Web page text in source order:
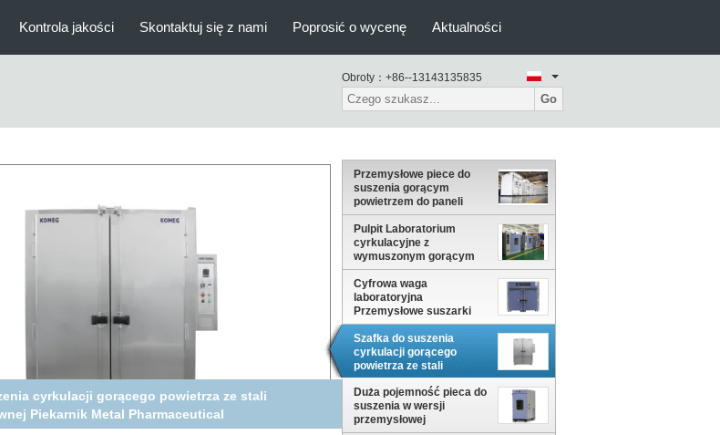
Kontrola jakości Skontaktuj się z nami Poprosić o wycenę Aktualności
Obroty： +86--13143135835
Go
pieca do suszenia w wersji przemysłowej
Przemysłowe piece do
suszenia gorącym
powietrzem do paneli
PCB, półprzewodników
Pulpit Laboratorium
cyrkulacyjne z
wymuszonym gorącym
powietrzem Suszarka do
suszenia wysoka
Precyzyjne
Cyfrowa waga
laboratoryjna
Przemysłowe suszarki
Podwójne drzwi do testu
stabilności
Szafka do suszenia
cyrkulacji gorącego
powietrza ze stali
nierdzewnej Piekarnik
Metal Pharmaceutical
Duża pojemność pieca do
suszenia w wersji
przemysłowej